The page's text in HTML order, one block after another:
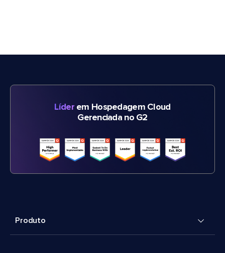
Líderem Hospedagem Cloud
Gerenciada no G2
Produto